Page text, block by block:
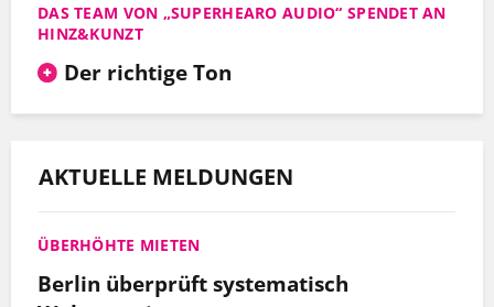
DAS TEAM VON „SUPERHEARO AUDIO“ SPENDET AN
HINZ&KUNZT
Der richtige Ton
AKTUELLE MELDUNGEN
ÜBERHÖHTE MIETEN
Berlin überprüft systematisch